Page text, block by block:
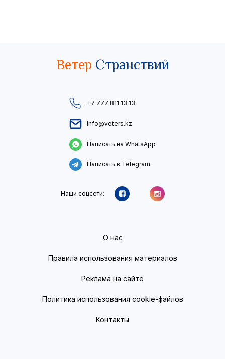
Ветер Странствий
+7 777 811 13 13
info@veters.kz
Написать на WhatsApp
Написать в Telegram
Наши соцсети:
О нас
Правила использования материалов
Реклама на сайте
Политика использования cookie-файлов
Контакты